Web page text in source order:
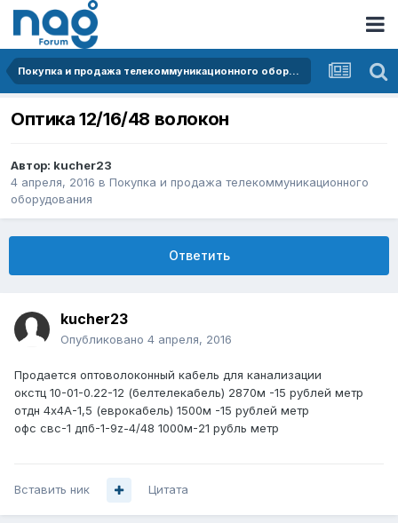
Покупка и продажа телекоммуникационного оборудования
Оптика 12/16/48 волокон
Автор: kucher23
4 апреля, 2016 в Покупка и продажа телекоммуникационного
оборудования
Ответить
kucher23
Опубликовано 4 апреля, 2016
Продается оптоволоконный кабель для канализации
окстц 10-01-0.22-12 (белтелекабель) 2870м -15 рублей метр
отдн 4х4А-1,5 (еврокабель) 1500м -15 рублей метр
офс свс-1 дпб-1-9z-4/48 1000м-21 рубль метр
Вставить ник Цитата